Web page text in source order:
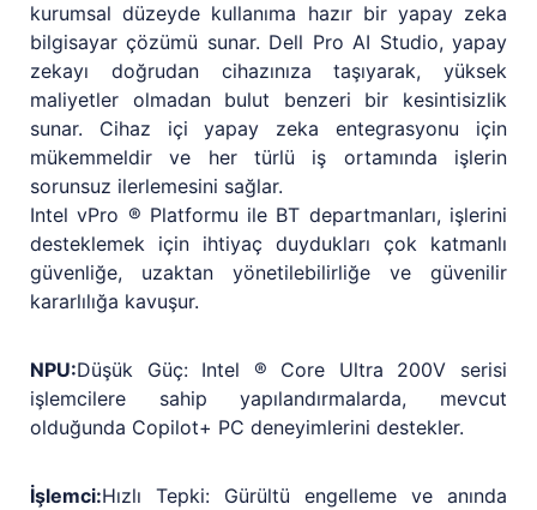
kurumsal düzeyde kullanıma hazır bir yapay zeka
bilgisayar çözümü sunar. Dell Pro AI Studio, yapay
zekayı doğrudan cihazınıza taşıyarak, yüksek
maliyetler olmadan bulut benzeri bir kesintisizlik
sunar. Cihaz içi yapay zeka entegrasyonu için
mükemmeldir ve her türlü iş ortamında işlerin
sorunsuz ilerlemesini sağlar.
Intel vPro ® Platformu ile BT departmanları, işlerini
desteklemek için ihtiyaç duydukları çok katmanlı
güvenliğe, uzaktan yönetilebilirliğe ve güvenilir
kararlılığa kavuşur.
NPU:Düşük Güç: Intel ® Core Ultra 200V serisi
işlemcilere sahip yapılandırmalarda, mevcut
olduğunda Copilot+ PC deneyimlerini destekler.
İşlemci:Hızlı Tepki: Gürültü engelleme ve anında